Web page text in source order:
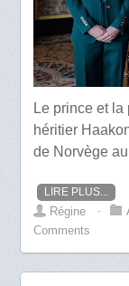
Le prince et
héritier
de Norvège
LIRE PLUS...
Régine ⋅
Comments